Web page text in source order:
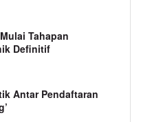
Tahapan
Definitif
Antar Pendaftaran